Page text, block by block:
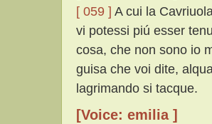
[ 059 ] A cui la
vi potessi piú esser
cosa, che non sono io
guisa che voi dite,
lagrimando si tacque.
[Voice: emilia ]